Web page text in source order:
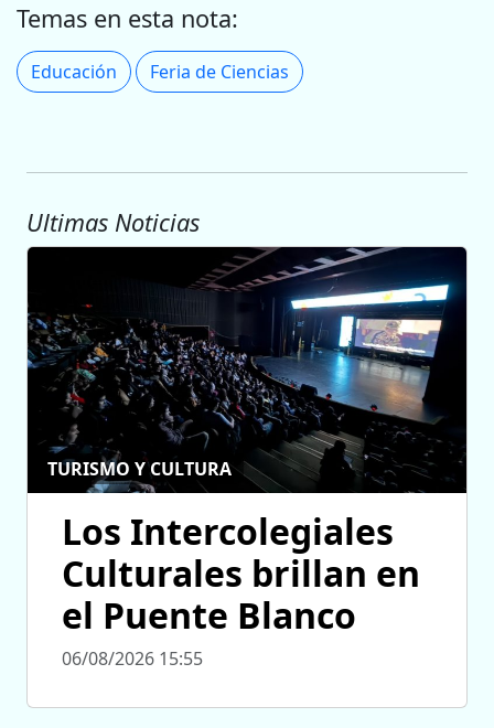
Temas en esta nota:
Educación Feria de Ciencias
Ultimas Noticias
TURISMO Y CULTURA
Los Intercolegiales
Culturales brillan en
el Puente Blanco
06/08/2026 15:55